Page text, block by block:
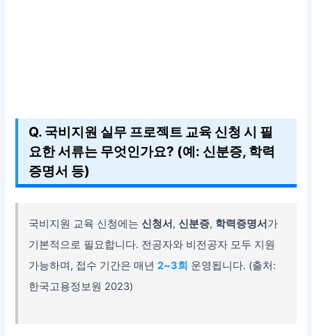
Q. 국비지원 실무 프로젝트 교육 신청 시 필
요한 서류는 무엇인가요? (예: 신분증, 학력
증명서 등)
국비지원 교육 신청에는신청서,신분증, 학력증명서가
기본적으로 필요합니다. 전공자와 비전공자 모두 지원
가능하며, 접수 기간은 매년2~3회 운영됩니다. (출처:
한국고용정보원 2023)